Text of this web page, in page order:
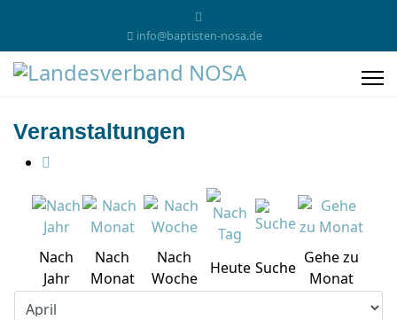
info@baptisten-nosa.de
Veranstaltungen
Nach
Jahr
Nach
Monat
Nach
Woche
Heute Suche
Gehe zu
Monat